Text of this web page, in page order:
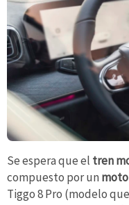
Se espera que el tren
compuesto por un
Tiggo 8 Pro (modelo